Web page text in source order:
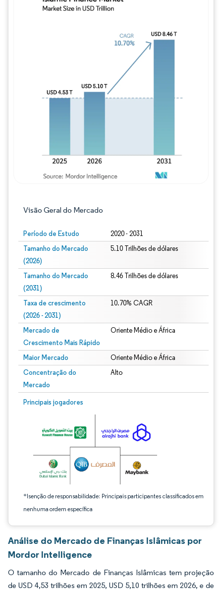
Visão Geral do Mercado
Período de Estudo 2020 - 2031
Tamanho do Mercado
(2026)
5.10 Trilhões de dólares
Tamanho do Mercado
(2031)
8.46 Trilhões de dólares
Taxa de crescimento
(2026 - 2031)
10.70% CAGR
Mercado de
Crescimento Mais Rápido
Oriente Médio e África
Maior Mercado Oriente Médio e África
Concentração do
Mercado
Alto
Principais jogadores
*Isenção de responsabilidade: Principais participantes classificados em
nenhuma ordem específica
Imagem © Mordor Intelligence. O reuso requer atribuição conforme CC BY 4.0.
Imagem © Mordor Intelligence. O reuso
Análise do Mercado de Finanças Islâmicas por
Mordor Intelligence
O tamanho do Mercado de Finanças Islâmicas tem projeção
de USD 4,53 trilhões em 2025, USD 5,10 trilhões em 2026, e de